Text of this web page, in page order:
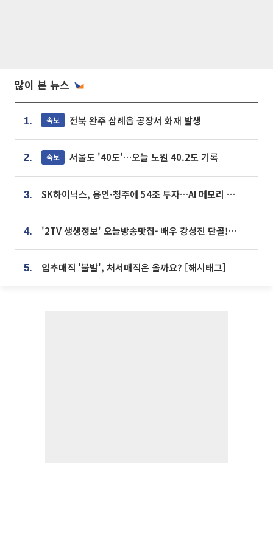
많이 본 뉴스
1. 속보 전북 완주 삼례읍 공장서 화재 발생
2. 속보 서울도 '40도'…오늘 노원 40.2도 기록
3. SK하이닉스, 용인·청주에 54조 투자…AI 메모리 생산기지 키운다
4. '2TV 생생정보' 오늘방송맛집- 배우 강성진 단골! 쌀국수ㆍ푸팟퐁 커리 맛집 '블○○○'
5. 입추매직 '불발', 처서매직은 올까요? [해시태그]